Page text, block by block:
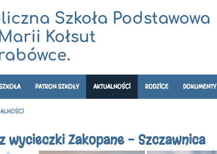
Szkoła Podstawowa
Kołsut
PATRON SZKOŁY AKTUALNOŚCI RODZICE DOKUMENTY
wycieczki Zakopane - Szczawnica